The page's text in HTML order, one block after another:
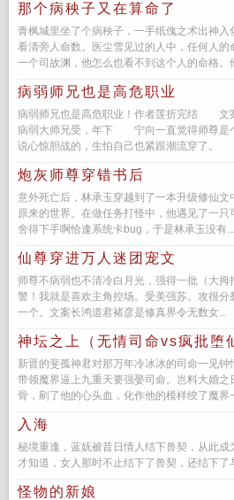
那个病秧子又在算命了
青枫城里坐了个病秧子，一手纸傀之术出神入
看清旁人命数。医尘雪见过的人中，任何人
一个司故渊，他怎么也看不到这个人的命格。
病弱师兄也是高危职业
病弱师兄也是高危职业！作者莲折完结
病弱大师兄受，年下 宁向一直觉得师尊是
说心惊胆战的，生怕自己也紧跟潮流穿了
炮灰师尊穿错书后
意外死亡后，林承玉穿越到了一本升级修仙文
原来的世界。在做任务打怪中，他遇见了一
舍得下手啊恰逢系统卡bug，于是林承玉没有...
仙尊穿进万人迷团宠文
师尊不病弱也不清冷白月光，强得一批（大
警！我就是喜欢主角控场。受美强苏。攻很
一个。文案长鸿道君褚彦是修真界令无数女...
神坛之上（无情司命vs疯批堕
新晋的斐孤神君对那万年冷冰冰的司命一见钟
带领魔界逼上九重天要强娶司命。岂料大婚
骨，剜了他的心头血，化作他的模样绞了魔界
入海
秘境重逢，蓝妩被昔日情人结下兽契，从此
才知道，女人那时不止结下了兽契，还结下了
怪物的新娘